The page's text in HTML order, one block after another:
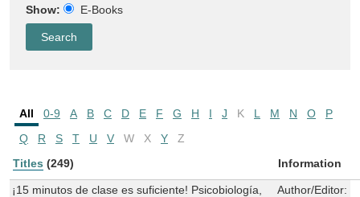
Show: E-Books
All 0-9 A B C D E F G H I J K L M N O
P
Q
R S T U V W X Y
Z
Titles (249) Information
¡15 minutos de clase es suficiente! Psicobiología,
Author/Editor: